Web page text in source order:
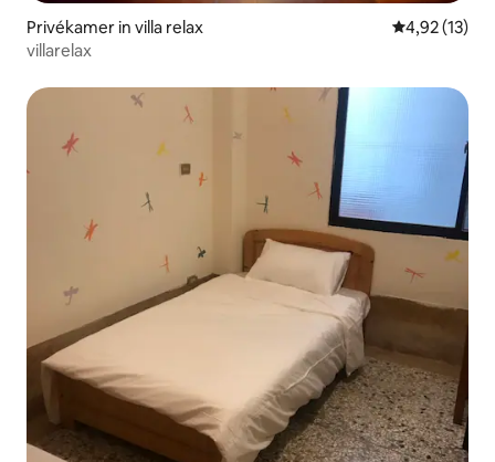
Privékamer in villa relax Gemiddelde
4,92 (13)
villarelax